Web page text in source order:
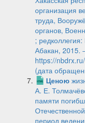
организация
труда,
органов,
;
Абакан, 2015.
https://
(дата
Ценою
А. Е.
памяти
период